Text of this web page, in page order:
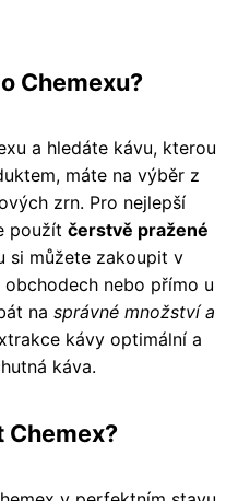
Chemexu?
a hledáte kávu, kterou
máte na výběr z
zrn. Pro nejlepší
použít čerstvě pražené
si můžete zakoupit v
nebo přímo u
na správné množství a
kávy optimální a
káva.